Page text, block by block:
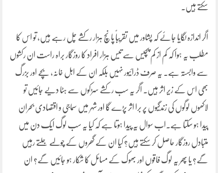
سکتے ہیں۔
اگر اندازہ لگایا جائے کہ پشاور میں تقریباً پانچ ہزار رکشے چل رہے ہیں، تو اس کا
مطلب یہ ہوا کہ کم از کم پچیس سے تیس ہزار افراد کا روزگار براہ راست ان رکشوں
سے وابستہ ہے۔ یہ صرف ڈرائیور نہیں بلکہ ان کے اہل خانہ، بچے اور بزرگ
بھی اس کے زیر اثر ہیں۔ اگر یہ سب رکشے سڑکوں سے ہٹا دیے جائیں تو
لاکھوں لوگوں کی زندگیوں پر برا اثر پڑے گا اور شہر میں سماجی و اقتصادی بحران
پیدا ہو سکتا ہے۔اب سوال یہ پیدا ہوتا ہے کہ کیا یہ سب لوگ ایک دن میں
متبادل روزگار حاصل کر سکتے ہیں؟ کیا ان کے گھروں کے چولہے جلتے رہیں
گے؟ یا پھر یہ لوگ فاقوں اور بھوک کے مسائل کا شکار ہو جائیں گے؟ ان